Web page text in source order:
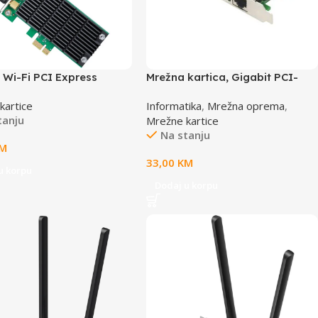
Wi-Fi PCI Express
at 2.4GHz,
2X2 MIMO, Heat
Mrežna kartica, Gigabit PCI-
NIC-GX1
Informatika, Mrežna oprema,
Mrežne kartice
Na stanju
33,00 KM